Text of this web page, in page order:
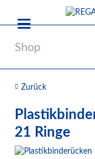
Shop
Zurück
21 Ringe